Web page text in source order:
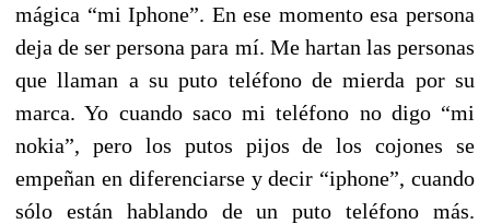
mágica “mi Iphone”. En ese momento esa persona
deja de ser persona para mí. Me hartan las personas
que llaman a su puto teléfono de mierda por su
marca. Yo cuando saco mi teléfono no digo “mi
nokia”, pero los putos pijos de los cojones se
empeñan en diferenciarse y decir “iphone”, cuando
sólo están hablando de un puto teléfono más.